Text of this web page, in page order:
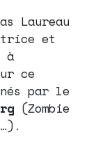
Laureau
et
à
ce
par le
(Zombie